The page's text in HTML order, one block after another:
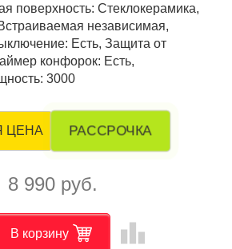
поверхность: Стеклокерамика,
независимая,
Есть, Защита от
конфорок: Есть,
3000
ЦЕНА РАССРОЧКА
8 990 руб.
В корзину leaderboard